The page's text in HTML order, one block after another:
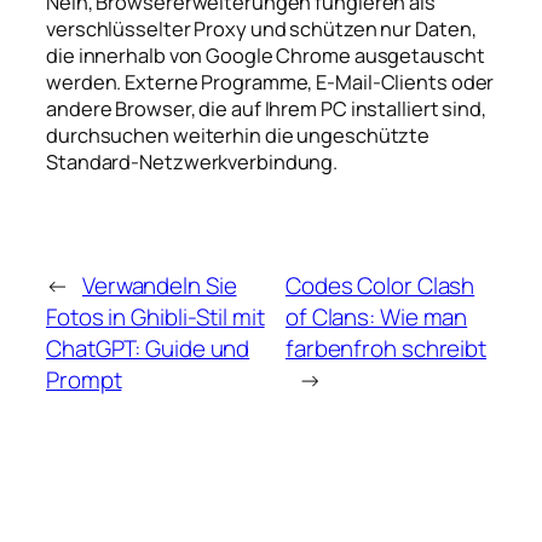
verschlüsselter Proxy und schützen nur Daten,
die innerhalb von Google Chrome ausgetauscht
werden. Externe Programme, E-Mail-Clients oder
andere Browser, die auf Ihrem PC installiert sind,
durchsuchen weiterhin die ungeschützte
Standard-Netzwerkverbindung.
← Verwandeln Sie
Fotos in Ghibli-Stil mit
ChatGPT: Guide und
Prompt
Codes Color Clash
of Clans: Wie man
farbenfroh schreibt
→